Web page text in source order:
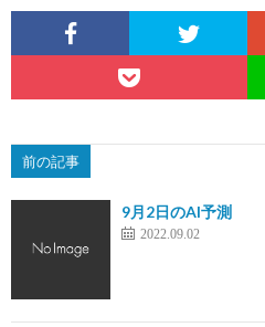
前の記事
9月2日のAI予測
2022.09.02